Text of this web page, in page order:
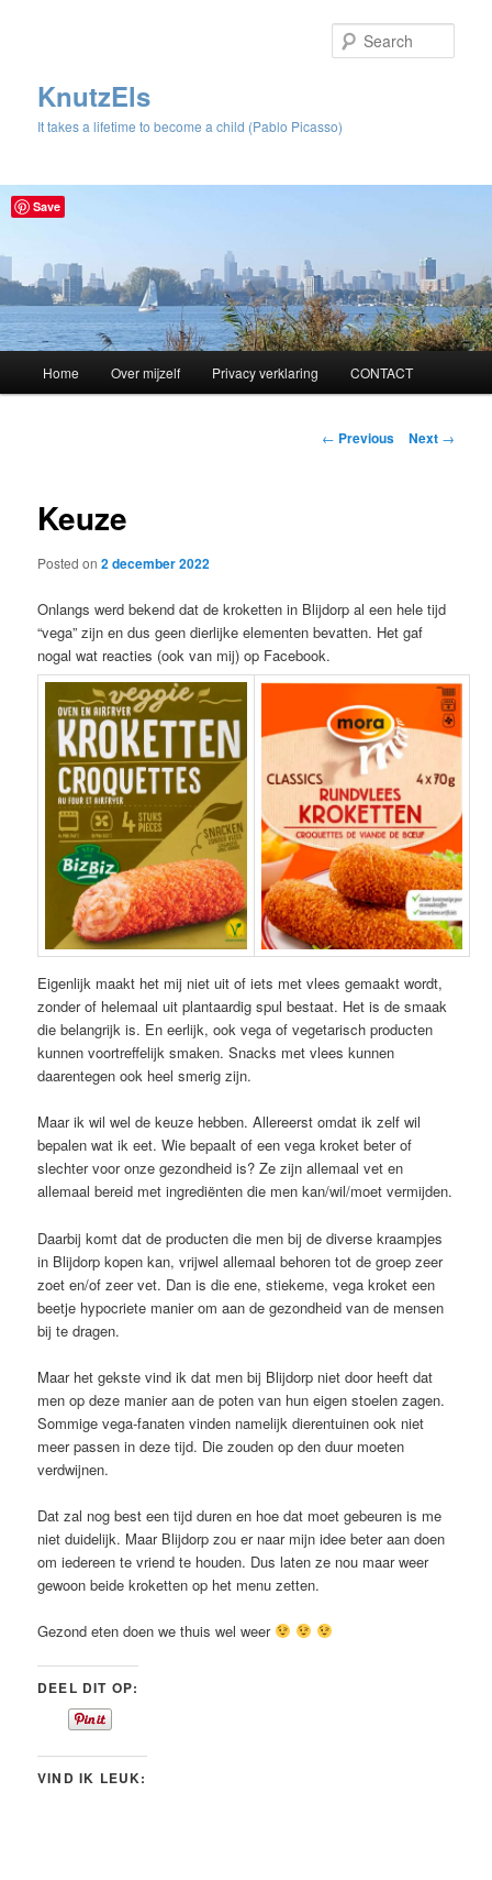
KnutzEls
It takes a lifetime to become a child (Pablo Picasso)
Skip
content
Home Over mijzelf Privacy verklaring CONTACT
Post
← Previous Next →
Keuze
Posted on2 december 2022
Onlangs werd bekend dat de kroketten in Blijdorp al een hele tijd
“vega” zijn en dus geen dierlijke elementen bevatten. Het gaf
nogal wat reacties (ook van mij) op Facebook.
Eigenlijk maakt het mij niet uit of iets met vlees gemaakt wordt,
zonder of helemaal uit plantaardig spul bestaat. Het is de smaak
die belangrijk is. En eerlijk, ook vega of vegetarisch producten
kunnen voortreffelijk smaken. Snacks met vlees kunnen
daarentegen ook heel smerig zijn.
Maar ik wil wel de keuze hebben. Allereerst omdat ik zelf wil
bepalen wat ik eet. Wie bepaalt of een vega kroket beter of
slechter voor onze gezondheid is? Ze zijn allemaal vet en
allemaal bereid met ingrediënten die men kan/wil/moet vermijden.
Daarbij komt dat de producten die men bij de diverse kraampjes
in Blijdorp kopen kan, vrijwel allemaal behoren tot de groep zeer
zoet en/of zeer vet. Dan is die ene, stiekeme, vega kroket een
beetje hypocriete manier om aan de gezondheid van de mensen
bij te dragen.
Maar het gekste vind ik dat men bij Blijdorp niet door heeft dat
men op deze manier aan de poten van hun eigen stoelen zagen.
Sommige vega-fanaten vinden namelijk dierentuinen ook niet
meer passen in deze tijd. Die zouden op den duur moeten
verdwijnen.
Dat zal nog best een tijd duren en hoe dat moet gebeuren is me
niet duidelijk. Maar Blijdorp zou er naar mijn idee beter aan doen
om iedereen te vriend te houden. Dus laten ze nou maar weer
gewoon beide kroketten op het menu zetten.
Gezond eten doen we thuis wel weer
DEEL DIT OP:
VIND IK LEUK:
Save